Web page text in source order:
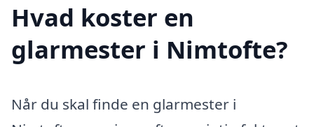
Hvad koster en
glarmester i Nimtofte?
Når du skal finde en glarmester i